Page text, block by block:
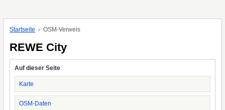
Startseite OSM-Verweis
REWE City
Auf dieser Seite
Karte
OSM-Daten